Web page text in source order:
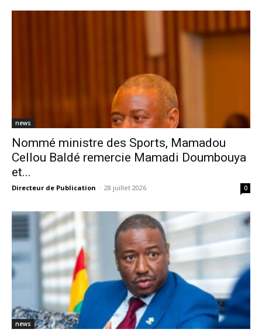
news
Nommé ministre des Sports, Mamadou
Cellou Baldé remercie Mamadi Doumbouya
et...
Directeur de Publication - 28 juillet 2026 0
news